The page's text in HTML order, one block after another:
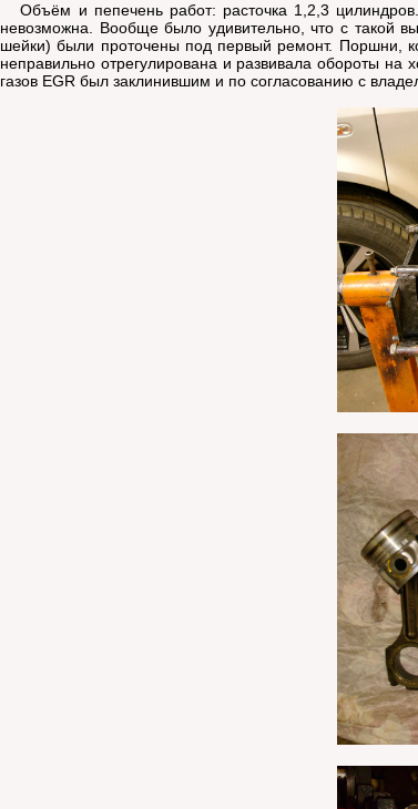
Объём и пепечень работ: расточка 1,2,3
невозможна. Вообще было удивительно, что с такой
шейки) были проточены под первый ремонт. Поршни,
неправильно отрегулирована и развивала обороты
газов EGR был заклинившим и по согласованию с